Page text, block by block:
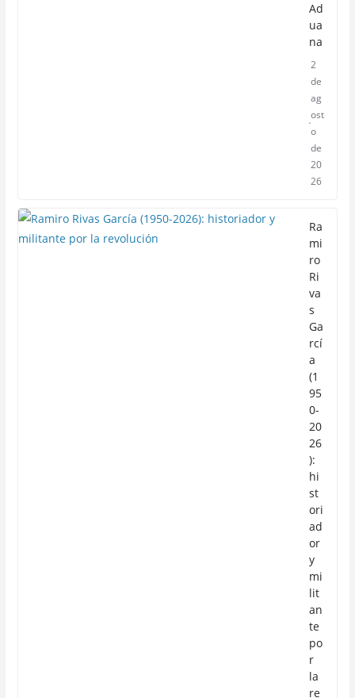
Ad
ua
na
2
de
ag
ost
o
de
20
26
Ra
mi
ro
Ri
va
s
Ga
rcí
a
(1
95
0-
20
26
):
hi
st
ori
ad
or
y
mi
lit
an
te
po
r
la
re